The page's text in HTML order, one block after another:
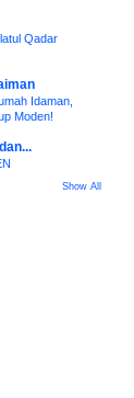
Qadar
Idaman,
Moden!
Show All